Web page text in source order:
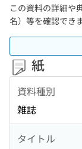
この資料の詳細や
名）等を確認でき
紙
資料種別
雑誌
タイトル